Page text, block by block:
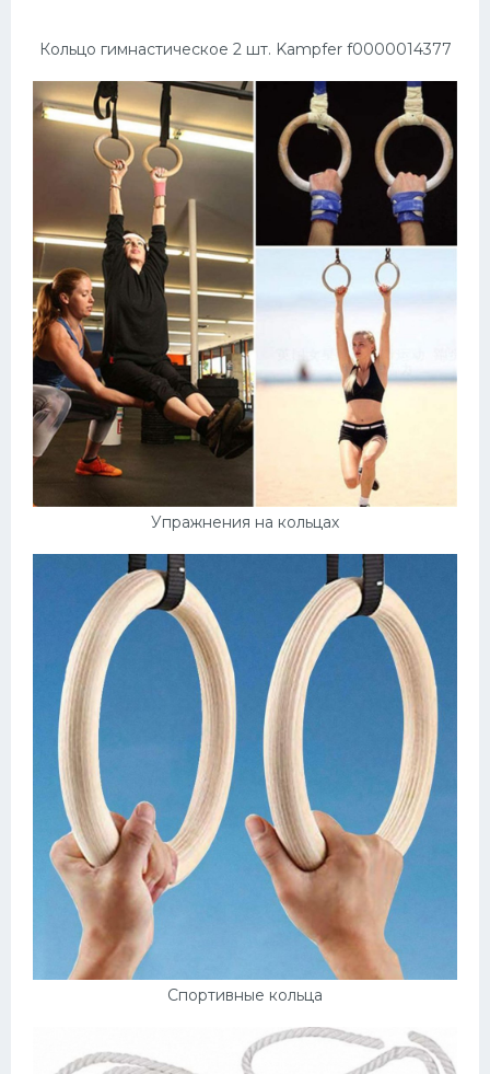
Кольцо гимнастическое 2 шт. Kampfer f0000014377
Упражнения на кольцах
Спортивные кольца